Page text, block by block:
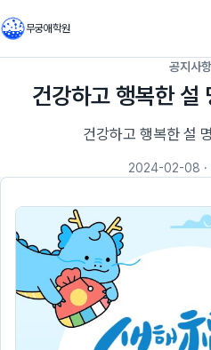
무궁애학원
공지사항
건강하고 행복한 설
건강하고 행복한 설
2024-02-08